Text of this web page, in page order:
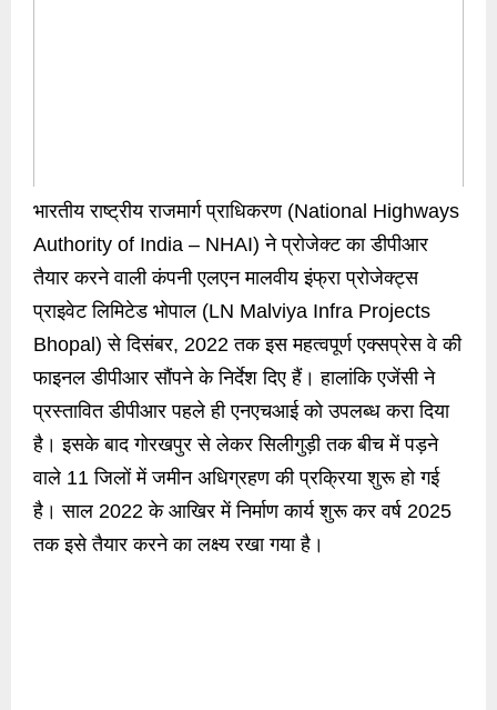
भारतीय राष्ट्रीय राजमार्ग प्राधिकरण (National Highways
Authority of India – NHAI) ने प्रोजेक्ट का डीपीआर
तैयार करने वाली कंपनी एलएन मालवीय इंफ्रा प्रोजेक्ट्स
प्राइवेट लिमिटेड भोपाल (LN Malviya Infra Projects
Bhopal) से दिसंबर, 2022 तक इस महत्वपूर्ण एक्सप्रेस वे की
फाइनल डीपीआर सौंपने के निर्देश दिए हैं। हालांकि एजेंसी ने
प्रस्तावित डीपीआर पहले ही एनएचआई को उपलब्ध करा दिया
है। इसके बाद गोरखपुर से लेकर सिलीगुड़ी तक बीच में पड़ने
वाले 11 जिलों में जमीन अधिग्रहण की प्रक्रिया शुरू हो गई
है। साल 2022 के आखिर में निर्माण कार्य शुरू कर वर्ष 2025
तक इसे तैयार करने का लक्ष्य रखा गया है।